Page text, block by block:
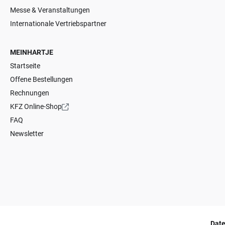
Messe & Veranstaltungen
Internationale Vertriebspartner
MEINHARTJE
Startseite
Offene Bestellungen
Rechnungen
KFZ Online-Shop
FAQ
Newsletter